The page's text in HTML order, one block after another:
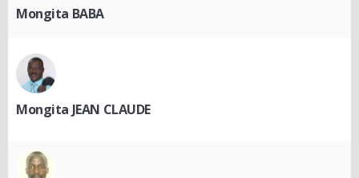
Mongita BABA
Mongita JEAN CLAUDE